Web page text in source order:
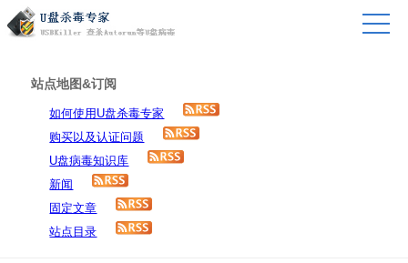
站点地图&订阅
如何使用U盘杀毒专家
购买以及认证问题
U盘病毒知识库
新闻
固定文章
站点目录